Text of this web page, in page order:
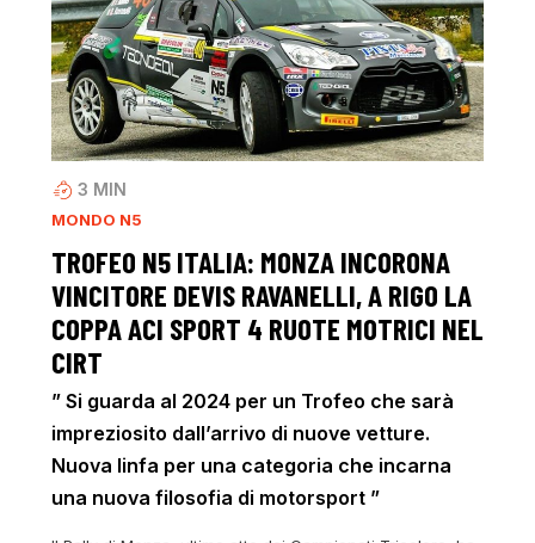
3 MIN
MONDO N5
TROFEO N5 ITALIA: MONZA INCORONA
VINCITORE DEVIS RAVANELLI, A RIGO LA
COPPA ACI SPORT 4 RUOTE MOTRICI NEL
CIRT
” Si guarda al 2024 per un Trofeo che sarà
impreziosito dall’arrivo di nuove vetture.
Nuova linfa per una categoria che incarna
una nuova filosofia di motorsport ”